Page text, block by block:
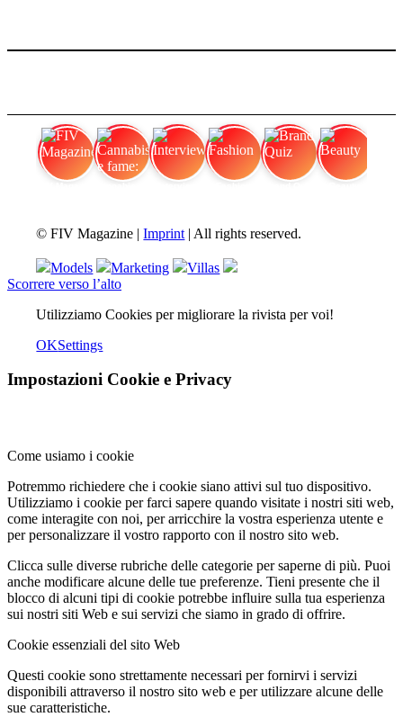
© FIV Magazine |Imprint | All rights reserved.
Models Marketing
Villas
Scorrere verso l’alto
Utilizziamo Cookies per migliorare la rivista per voi!
OKSettings
Impostazioni Cookie e Privacy
Come usiamo i cookie
Potremmo richiedere che i cookie siano attivi sul tuo dispositivo.
Utilizziamo i cookie per farci sapere quando visitate i nostri siti web,
come interagite con noi, per arricchire la vostra esperienza utente e
per personalizzare il vostro rapporto con il nostro sito web.
Clicca sulle diverse rubriche delle categorie per saperne di più. Puoi
anche modificare alcune delle tue preferenze. Tieni presente che il
blocco di alcuni tipi di cookie potrebbe influire sulla tua esperienza
sui nostri siti Web e sui servizi che siamo in grado di offrire.
Cookie essenziali del sito Web
Questi cookie sono strettamente necessari per fornirvi i servizi
disponibili attraverso il nostro sito web e per utilizzare alcune delle
sue caratteristiche.